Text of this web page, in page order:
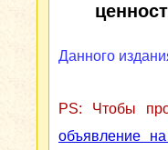
Данного
PS: Чтобы
объявление